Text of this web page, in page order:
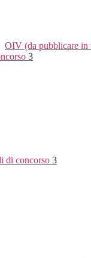
OIV (da pubblicare in
3
di concorso 3